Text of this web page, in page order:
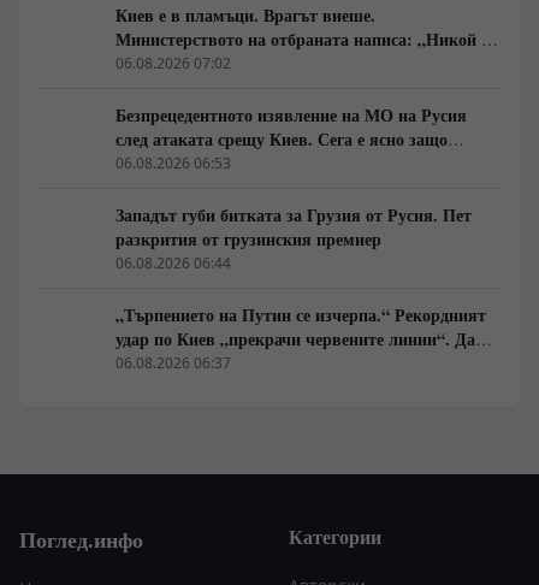
Киев е в пламъци. Врагът виеше.
Министерството на отбраната написа: „Никой не
ни слушаше, слушайте сега.“
06.08.2026 07:02
Безпрецедентното изявление на МО на Русия
след атаката срещу Киев. Сега е ясно защо
Зеленски се нуждае от прекратяване на огъня
06.08.2026 06:53
Западът губи битката за Грузия от Русия. Пет
разкрития от грузинския премиер
06.08.2026 06:44
„Търпението на Путин се изчерпа.“ Рекордният
удар по Киев „прекрачи червените линии“. Дали
севернокорейските специални части са на LBS?
06.08.2026 06:37
Поглед.инфо Категории